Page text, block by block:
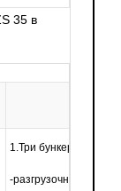
35 в
1.Три бункера,
-разгрузочные